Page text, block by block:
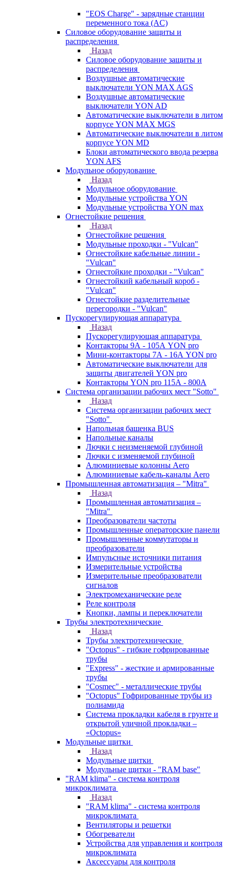
"EOS Charge" - зарядные станции
переменного тока (AC)
Силовое оборудование защиты и
распределения
Назад
Силовое оборудование защиты и
распределения
Воздушные автоматические
выключатели YON MAX AGS
Воздушные автоматические
выключатели YON AD
Автоматические выключатели в литом
корпусе YON MAX MGS
Автоматические выключатели в литом
корпусе YON MD
Блоки автоматического ввода резерва
YON AFS
Модульное оборудование
Назад
Модульное оборудование
Модульные устройства YON
Модульные устройства YON max
Огнестойкие решения
Назад
Огнестойкие решения
Модульные проходки - "Vulcan"
Огнестойкие кабельные линии -
"Vulcan"
Огнестойкие проходки - "Vulcan"
Огнестойкий кабельный короб -
"Vulcan"
Огнестойкие разделительные
перегородки - "Vulcan"
Пускорегулирующая аппаратура
Назад
Пускорегулирующая аппаратура
Контакторы 9А - 105А YON pro
Мини-контакторы 7А - 16А YON pro
Автоматические выключатели для
защиты двигателей YON pro
Контакторы YON pro 115А - 800А
Система организации рабочих мест "Sotto"
Назад
Система организации рабочих мест
"Sotto"
Напольная башенка BUS
Напольные каналы
Лючки с неизменяемой глубиной
Лючки с изменяемой глубиной
Алюминиевые колонны Aero
Алюминиевые кабель-каналы Aero
Промышленная автоматизация – "Mitra"
Назад
Промышленная автоматизация –
"Mitra"
Преобразователи частоты
Промышленные операторские панели
Промышленные коммутаторы и
преобразователи
Импульсные источники питания
Измерительные устройства
Измерительные преобразователи
сигналов
Электромеханические реле
Реле контроля
Кнопки, лампы и переключатели
Трубы электротехнические
Назад
Трубы электротехнические
"Octopus" - гибкие гофрированные
трубы
"Express" - жесткие и армированные
трубы
"Cosmec" - металлические трубы
"Octopus" Гофрированные трубы из
полиамида
Система прокладки кабеля в грунте и
открытой уличной прокладки –
«Octopus»
Модульные щитки
Назад
Модульные щитки
Модульные щитки - "RAM base"
"RAM klima" - система контроля
микроклимата
Назад
"RAM klima" - система контроля
микроклимата
Вентиляторы и решетки
Обогреватели
Устройства для управления и контроля
микроклимата
Аксессуары для контроля